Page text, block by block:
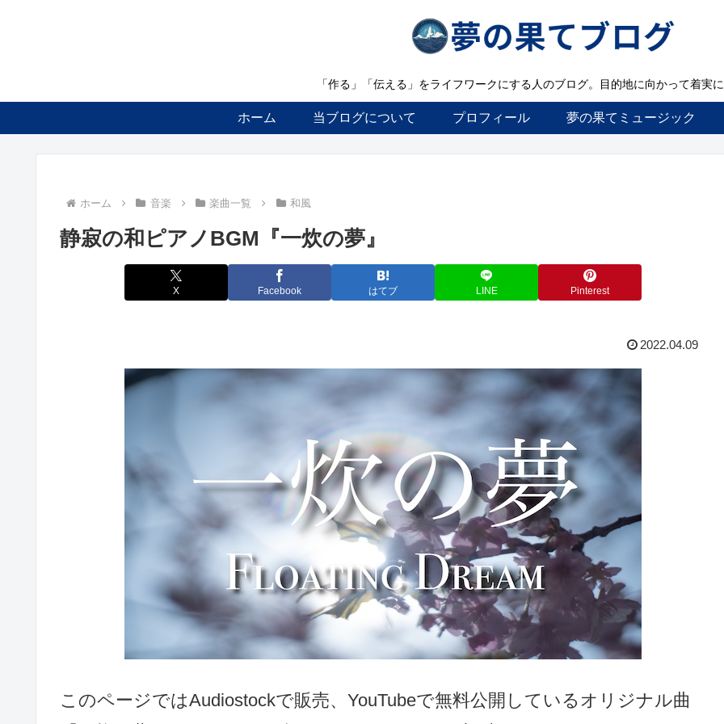
「作る」「伝える」をライフワークにする人のブログ。目的地に向かって着実
ホーム 当ブログについて プロフィール 夢の果てミュージック
ホーム 音楽 楽曲一覧 和風
静寂の和ピアノBGM『一炊の夢』
X Facebook はてブ LINE Pinterest
2022.04.09
このページではAudiostockで販売、YouTubeで無料公開しているオリジナル曲